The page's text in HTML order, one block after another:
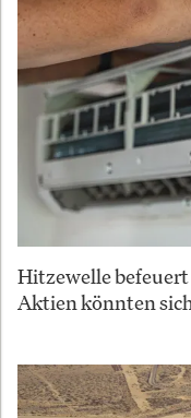
Hitzewelle
Aktien könnten